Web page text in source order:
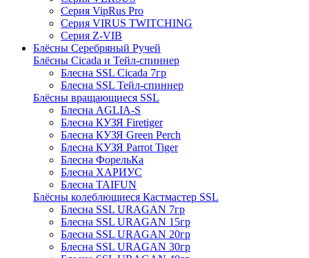
Серия VipRus Pro
Серия VIRUS TWITCHING
Серия Z-VIB
Блёсны Серебряный Ручей
Блёсны Cicada и Тейл-спиннер
Блесна SSL Cicada 7гр
Блесна SSL Тейл-спиннер
Блёсны вращающиеся SSL
Блесна AGLIA-S
Блесна КУЗЯ Firetiger
Блесна КУЗЯ Green Perch
Блесна КУЗЯ Parrot Tiger
Блесна ФорельКа
Блесна ХАРИУС
Блесна TAIFUN
Блёсны колеблющиеся Кастмастер SSL
Блесна SSL URAGAN 7гр
Блесна SSL URAGAN 15гр
Блесна SSL URAGAN 20гр
Блесна SSL URAGAN 30гр